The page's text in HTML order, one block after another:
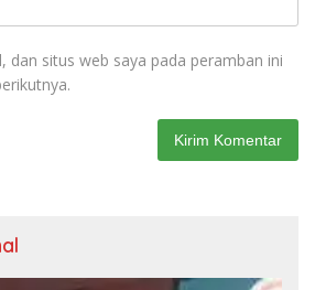
dan situs web saya pada peramban ini